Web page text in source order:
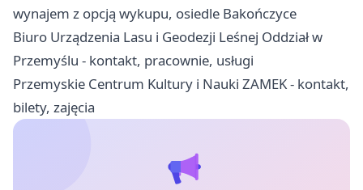
wynajem z opcją wykupu, osiedle Bakończyce
Biuro Urządzenia Lasu i Geodezji Leśnej Oddział w
Przemyślu - kontakt, pracownie, usługi
Przemyskie Centrum Kultury i Nauki ZAMEK - kontakt,
bilety, zajęcia